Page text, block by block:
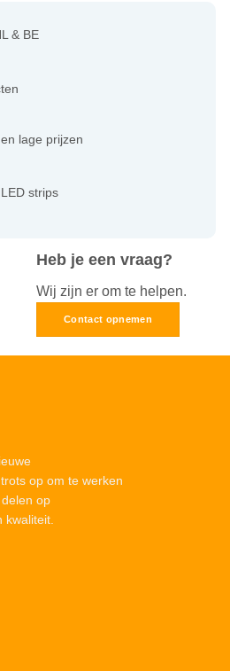
Heb je een vraag?
Wij zijn er om te helpen.
Contact opnemen
& BE
lage prijzen
strips
op om te werken
op